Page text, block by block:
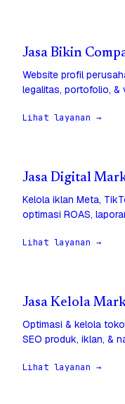
Jasa Bikin
Website profil
legalitas, portofolio, &
Lihat layanan →
Jasa Digital
Kelola iklan Meta,
optimasi ROAS,
Lihat layanan →
Jasa Kelola
Optimasi & kelola
SEO produk, iklan, &
Lihat layanan →